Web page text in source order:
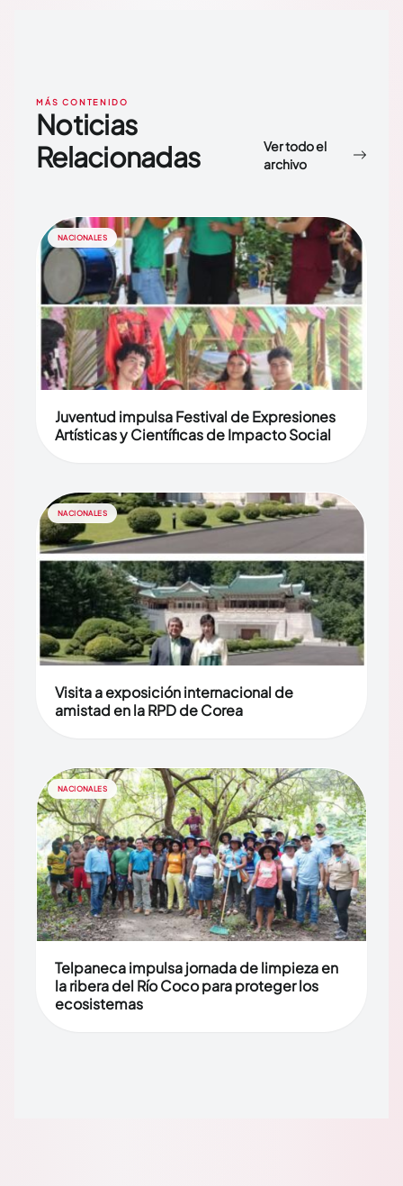
MÁS CONTENIDO
Noticias
Relacionadas
Ver todo el
archivo
NACIONALES
Juventud impulsa Festival de Expresiones
Artísticas y Científicas de Impacto Social
NACIONALES
Visita a exposición internacional de
amistad en la RPD de Corea
NACIONALES
Telpaneca impulsa jornada de limpieza en
la ribera del Río Coco para proteger los
ecosistemas